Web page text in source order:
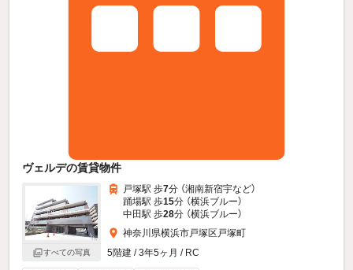
ヴェルデの賃貸物件
すべての写真
戸塚駅 歩7分 （湘南新宿宇など）
踊場駅 歩15分 （横浜ブルー）
中田駅 歩28分 （横浜ブルー）
神奈川県横浜市戸塚区戸塚町
5階建 / 3年5ヶ月 / RC